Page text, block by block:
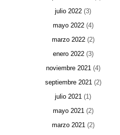
julio 2022 (3)
mayo 2022(4)
marzo 2022(2)
enero 2022(3)
noviembre 2021(4)
septiembre 2021(2)
julio 2021 (1)
mayo 2021(2)
marzo 2021(2)